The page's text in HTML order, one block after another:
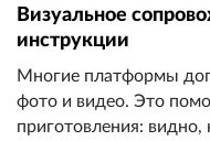
Визуальное
инструкции
Многие платформы
фото и видео. Это
приготовления: видно,